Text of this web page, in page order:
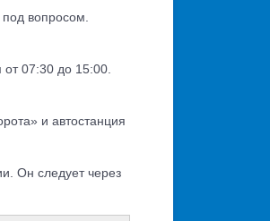
вопросом.
от 07:30 до 15:00.
и автостанция
Он следует через